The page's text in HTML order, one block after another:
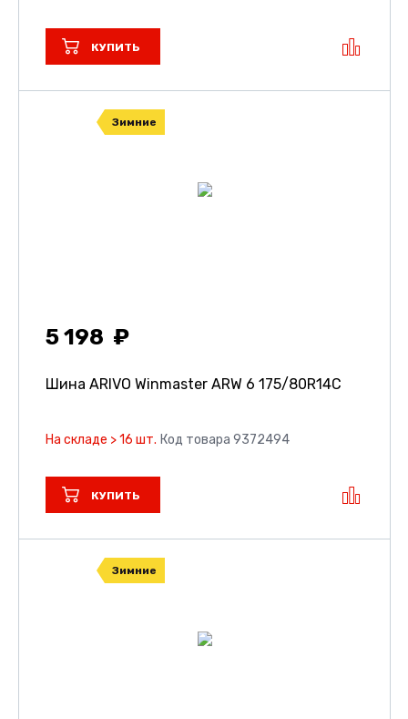
КУПИТЬ
Зимние
5 198
Шина ARIVO Winmaster ARW 6 175/80R14C
На складе > 16 шт. Код товара 9372494
КУПИТЬ
Зимние